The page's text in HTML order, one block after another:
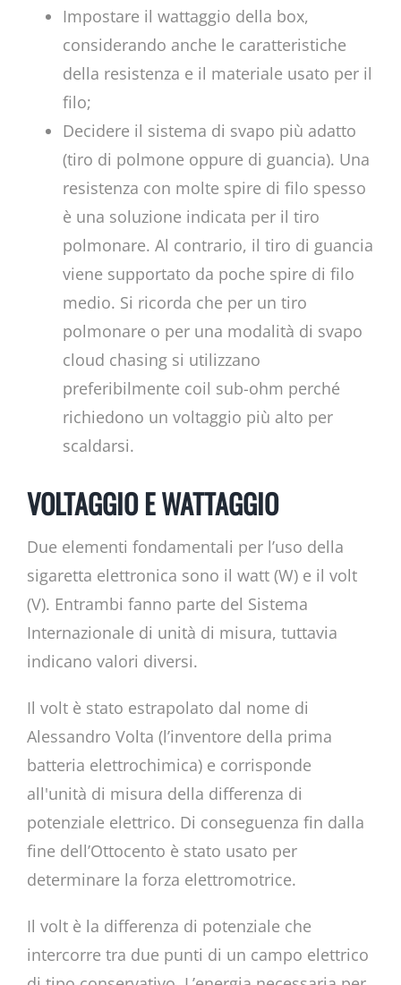
Impostare il wattaggio della box,
considerando anche le caratteristiche
della resistenza e il materiale usato per il
filo;
Decidere il sistema di svapo più adatto
(tiro di polmone oppure di guancia). Una
resistenza con molte spire di filo spesso
è una soluzione indicata per il tiro
polmonare. Al contrario, il tiro di guancia
viene supportato da poche spire di filo
medio. Si ricorda che per un tiro
polmonare o per una modalità di svapo
cloud chasing si utilizzano
preferibilmente coil sub-ohm perché
richiedono un voltaggio più alto per
scaldarsi.
VOLTAGGIO E WATTAGGIO
Due elementi fondamentali per l’uso della
sigaretta elettronica sono il watt (W) e il volt
(V). Entrambi fanno parte del Sistema
Internazionale di unità di misura, tuttavia
indicano valori diversi.
Il volt è stato estrapolato dal nome di
Alessandro Volta (l’inventore della prima
batteria elettrochimica) e corrisponde
all'unità di misura della differenza di
potenziale elettrico. Di conseguenza fin dalla
fine dell’Ottocento è stato usato per
determinare la forza elettromotrice.
Il volt è la differenza di potenziale che
intercorre tra due punti di un campo elettrico